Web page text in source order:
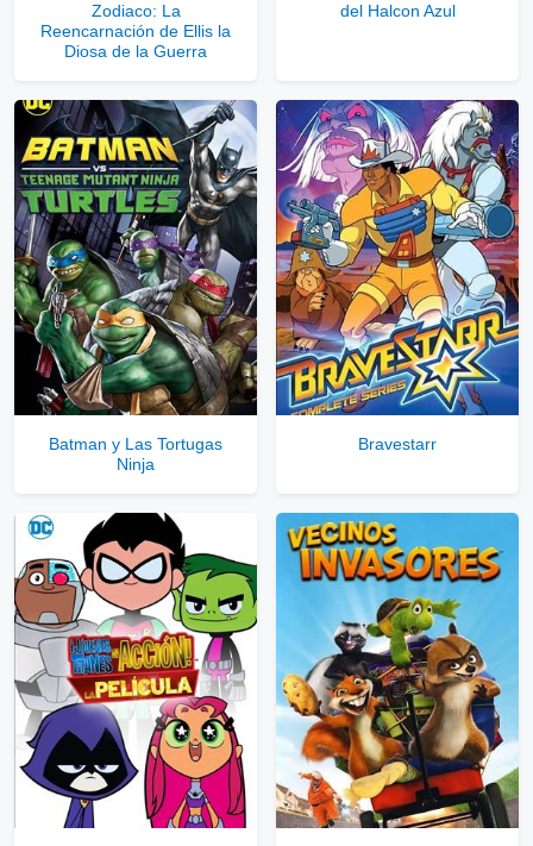
Zodiaco: La
Reencarnación de Ellis la
Diosa de la Guerra
del Halcon Azul
Batman y Las Tortugas
Ninja
Bravestarr